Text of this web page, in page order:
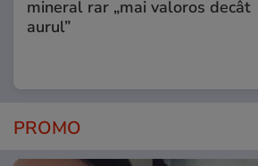
mineral rar „mai valoros decât
aurul”
PROMO